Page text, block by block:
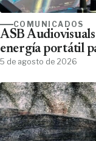
COMUNICADOS
ASB
energía portátil
5 de agosto de 2026